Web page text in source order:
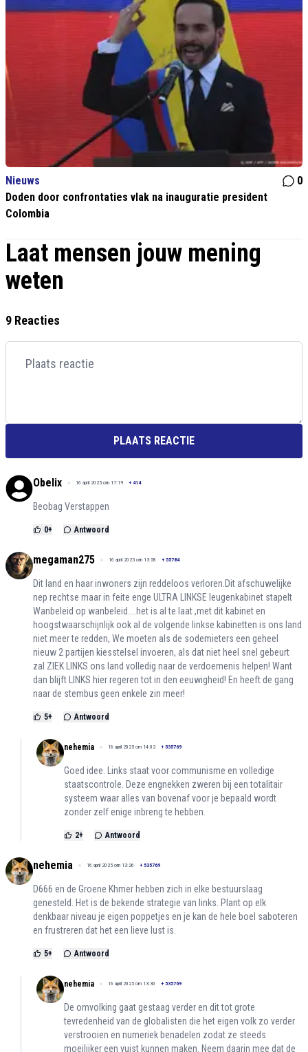
Nieuws
0
Doden door confrontaties vlak na inauguratie president
Colombia
Laat mensen jouw mening
weten
9 Reacties
PLAATS REACTIE
Obelix 16 april 2025 om 17:19 + 414
Beobag Verstappen
0+ Antwoord
megaman275 16 april 2025 om 13:58 + 55784
Dit land en haar inwoners zijn reddeloos verloren.Dit afschuwelijke
nep rechtse maar in feite enge ULTRA LINKSE leugenkabinet stapelt
Wanbeleid op wanbeleid....het is al te laat ,met dit kabinet en
hoogstwaarschijnlijk ook al de volgende linkse kabinetten is ons land
niet meer te redden, We moeten als de sodemieters een geheel
nieuw 2 partijen kiesstelsel invoeren, als dat niet heel snel gebeurt
zal ZIEK LINKS ons land volledig naar de verdoemenis helpen! Want
dan blijft LINKS hier regeren tot in den eeuwigheid! En heeft de gang
naar de stembus geen enkele zin meer!
5+ Antwoord
nehemia 16 april 2025 om 14:02 + 535769
Goed idee. Links staat voor communisme en volledige
staatscontrole. Deze engnekken zweren bij een totalitair
systeem waar alles van bovenaf voor je bepaald wordt
zonder zelf enige inbreng te hebben.
2+ Antwoord
nehemia 16 april 2025 om 13:26 + 535769
D666 en de Groene Khmer hebben zich in elke bestuurslaag
genesteld. Het is de bekende strategie van links. Plant op elk
denkbaar niveau je eigen poppetjes en je kan de hele boel saboteren
en frustreren dat het een lieve lust is.
5+ Antwoord
nehemia 16 april 2025 om 13:30 + 535769
De omvolking gaat gestaag verder en dit tot grote
tevredenheid van de globalisten die het eigen volk zo verder
verstrooien en numeriek benadelen zodat ze steeds
moeilijker een vuist kunnen maken. Neem daarin mee dat de